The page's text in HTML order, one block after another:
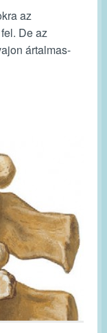
az
De az
ártalmas-